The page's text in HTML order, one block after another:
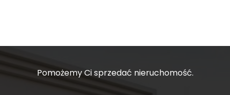
Pomożemy Ci sprzedać nieruchomość.